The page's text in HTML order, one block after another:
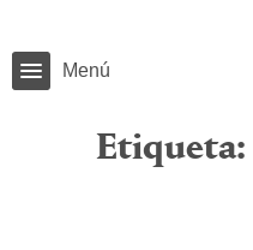
Menú
Etiqueta: